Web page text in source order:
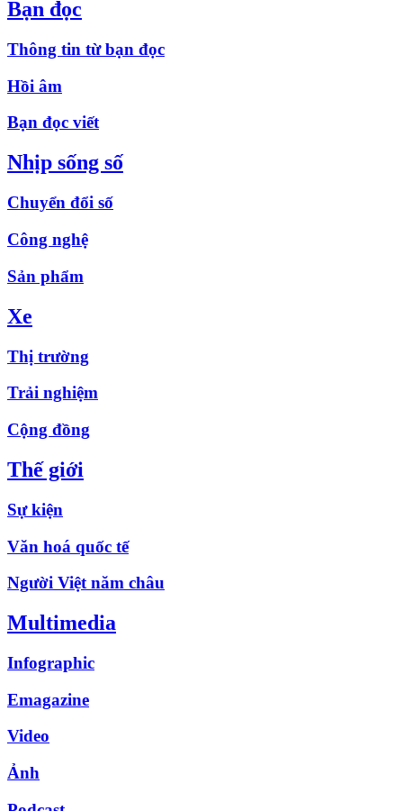
Bạn đọc
Thông tin từ bạn đọc
Hồi âm
Bạn đọc viết
Nhịp sống số
Chuyển đổi số
Công nghệ
Sản phẩm
Xe
Thị trường
Trải nghiệm
Cộng đồng
Thế giới
Sự kiện
Văn hoá quốc tế
Người Việt năm châu
Multimedia
Infographic
Emagazine
Video
Ảnh